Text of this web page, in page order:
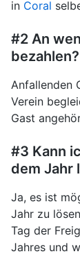
in Coral
#2 An
bezahlen?
Anfallenden
Verein
Gast
#3 Kann
dem Jahr
Ja, es ist
Jahr zu
Tag der
Jahres und